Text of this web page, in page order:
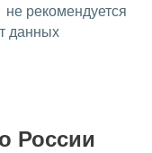
не рекомендуется
данных
России